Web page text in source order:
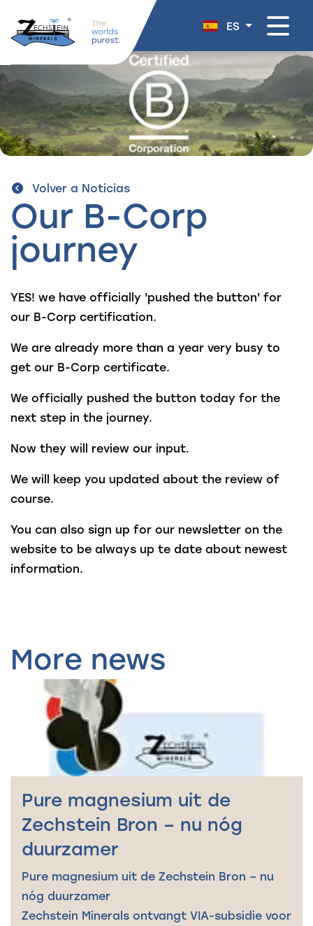
ES
Volver a Noticias
Our B-Corp
journey
YES! we have officially 'pushed the button' for
our B-Corp certification.
We are already more than a year very busy to
get our B-Corp certificate.
We officially pushed the button today for the
next step in the journey.
Now they will review our input.
We will keep you updated about the review of
course.
You can also sign up for our newsletter on the
website to be always up te date about newest
information.
More news
Pure magnesium uit de
Zechstein Bron – nu nóg
duurzamer
Pure magnesium uit de Zechstein Bron – nu
nóg duurzamer
Zechstein Minerals ontvangt VIA-subsidie voor